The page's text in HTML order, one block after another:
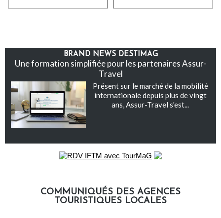
BRAND NEWS DESTIMAG
Une formation simplifiée pour les partenaires Assur-
Travel
Présent sur le marché de la mobilité
internationale depuis plus de vingt
ans, Assur-Travel s'est...
COMMUNIQUÉS DES AGENCES
TOURISTIQUES LOCALES